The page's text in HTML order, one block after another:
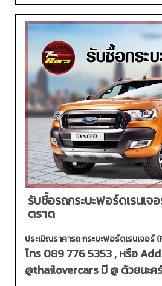
รับซื้อรถกระบะฟอร์ดเรนเจ
ตราด
ประเมิณราคารถ กระบะฟอร์ดเรนเจอร์
โทร089 776 5353, หรือ
@thailovercarsมี @ ด้วยนะค